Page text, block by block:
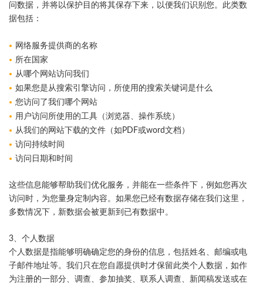
问数据，并将以保护目的将其保存下来，以便我们识别您。此类数
据包括：
网络服务提供商的名称
所在国家
从哪个网站访问我们
如果您是从搜索引擎访问，所使用的搜索关键词是什么
您访问了我们哪个网站
用户访问所使用的工具（浏览器、操作系统）
从我们的网站下载的文件（如PDF或word文档）
访问持续时间
访问日期和时间
这些信息能够帮助我们优化服务，并能在一些条件下，例如您再次
访问时，为您量身定制内容。如果您已经有数据存储在我们这里，
多数情况下，新数据会被更新到已有数据中。
3、个人数据
个人数据是指能够明确确定您的身份的信息，包括姓名、邮编或电
子邮件地址等。我们只在您自愿提供时才保留此类个人数据，如作
为注册的一部分、调查、参加抽奖、联系人调查、新闻稿发送或在